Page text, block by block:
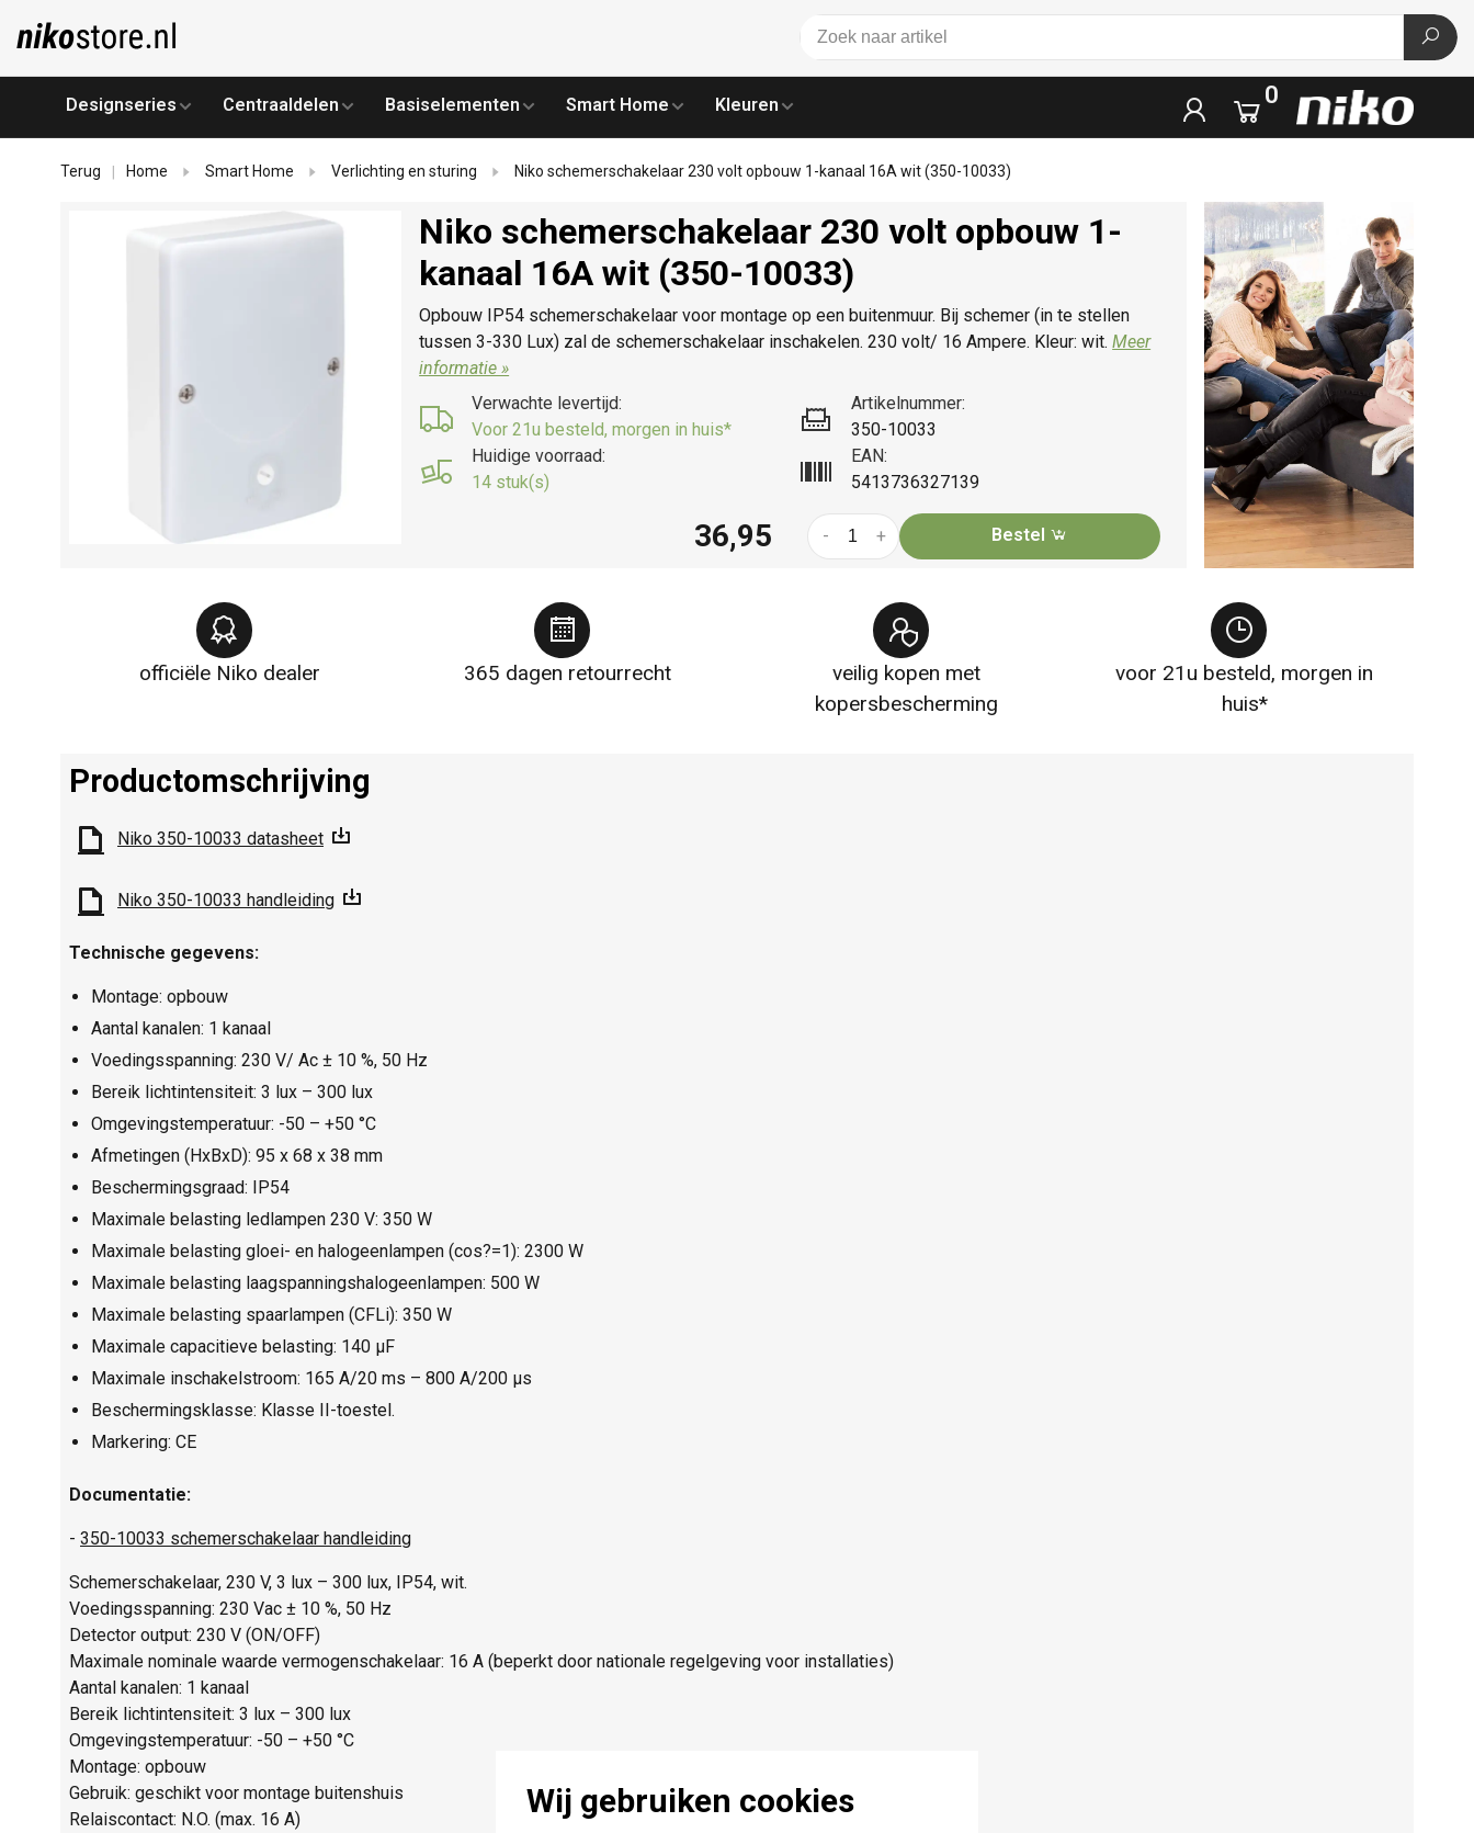
Wij gebruiken cookies
Designseries Centraaldelen Basiselementen Smart Home Kleuren 0
Terug Home Smart Home Verlichting en sturing Niko schemerschakelaar 230 volt opbouw 1-kanaal 16A wit (350-10033)
Niko schemerschakelaar 230 volt opbouw 1-
kanaal 16A wit (350-10033)
Opbouw IP54 schemerschakelaar voor montage op een buitenmuur. Bij schemer (in te stellen
tussen 3-330 Lux) zal de schemerschakelaar inschakelen. 230 volt/ 16 Ampere. Kleur: wit.Meer
informatie »
Verwachte levertijd:
Voor 21u besteld, morgen in huis*
Huidige voorraad:
14 stuk(s)
Artikelnummer:
350-10033
EAN:
5413736327139
36,95 +
- Bestel
officiële Niko dealer 365 dagen retourrecht
veilig kopen met
kopersbescherming
voor 21u besteld, morgen in
huis*
Productomschrijving
Niko 350-10033 datasheet
Niko 350-10033 handleiding
Technische gegevens:
Montage: opbouw
Aantal kanalen: 1 kanaal
Voedingsspanning: 230 V/ Ac ± 10 %, 50 Hz
Bereik lichtintensiteit: 3 lux – 300 lux
Omgevingstemperatuur: -50 – +50 °C
Afmetingen (HxBxD): 95 x 68 x 38 mm
Beschermingsgraad: IP54
Maximale belasting ledlampen 230 V: 350 W
Maximale belasting gloei- en halogeenlampen (cos?=1): 2300 W
Maximale belasting laagspanningshalogeenlampen: 500 W
Maximale belasting spaarlampen (CFLi): 350 W
Maximale capacitieve belasting: 140 µF
Maximale inschakelstroom: 165 A/20 ms – 800 A/200 µs
Beschermingsklasse: Klasse II-toestel.
Markering: CE
Documentatie:
- 350-10033 schemerschakelaar handleiding
Schemerschakelaar, 230 V, 3 lux – 300 lux, IP54, wit.
Voedingsspanning: 230 Vac ± 10 %, 50 Hz
Detector output: 230 V (ON/OFF)
Maximale nominale waarde vermogenschakelaar: 16 A (beperkt door nationale regelgeving voor installaties)
Aantal kanalen: 1 kanaal
Bereik lichtintensiteit: 3 lux – 300 lux
Omgevingstemperatuur: -50 – +50 °C
Montage: opbouw
Gebruik: geschikt voor montage buitenshuis
Relaiscontact: N.O. (max. 16 A)